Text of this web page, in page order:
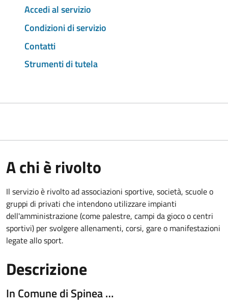
Accedi al servizio
Condizioni di servizio
Contatti
Strumenti di tutela
A chi è rivolto
Il servizio è rivolto ad associazioni sportive, società, scuole o
gruppi di privati che intendono utilizzare impianti
dell'amministrazione (come palestre, campi da gioco o centri
sportivi) per svolgere allenamenti, corsi, gare o manifestazioni
legate allo sport.
Descrizione
In Comune di Spinea …